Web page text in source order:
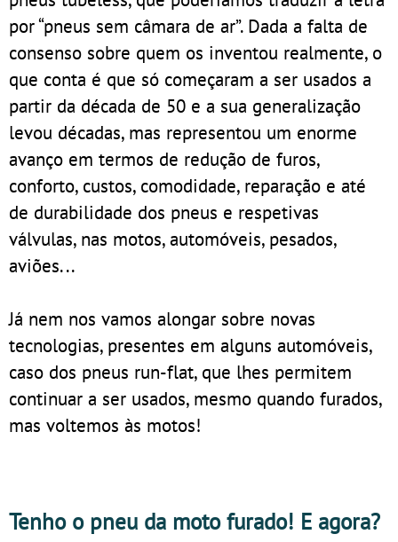
por “pneus sem câmara de ar”. Dada a falta de
consenso sobre quem os inventou realmente, o
que conta é que só começaram a ser usados a
partir da década de 50 e a sua generalização
levou décadas, mas representou um enorme
avanço em termos de redução de furos,
conforto, custos, comodidade, reparação e até
de durabilidade dos pneus e respetivas
válvulas, nas motos, automóveis, pesados,
aviões...
Já nem nos vamos alongar sobre novas
tecnologias, presentes em alguns automóveis,
caso dos pneus run-flat, que lhes permitem
continuar a ser usados, mesmo quando furados,
mas voltemos às motos!
Tenho o pneu da moto furado! E agora?